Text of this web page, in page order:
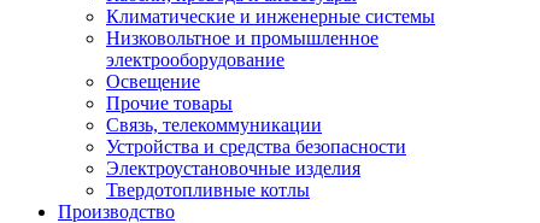
Климатические и инженерные системы
Низковольтное и промышленное
электрооборудование
Освещение
Прочие товары
Связь, телекоммуникации
Устройства и средства безопасности
Электроустановочные изделия
Твердотопливные котлы
Производство